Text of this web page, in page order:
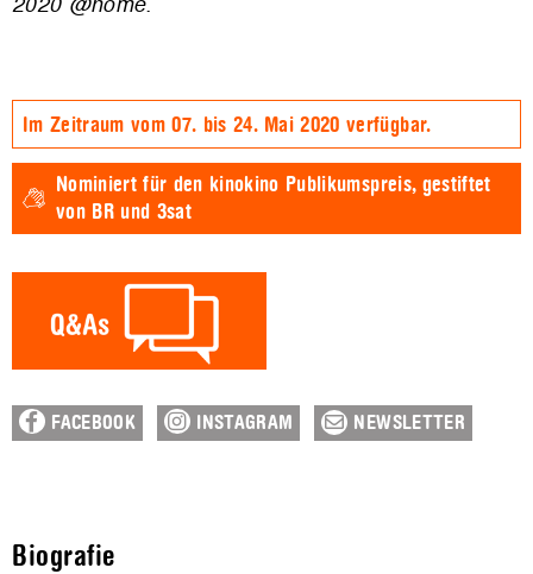
Im Zeitraum vom 07. bis 24. Mai 2020 verfügbar.
Nominiert für den kinokino Publikumspreis, gestiftet
von BR und 3sat
FACEBOOK INSTAGRAM NEWSLETTER
Biografie